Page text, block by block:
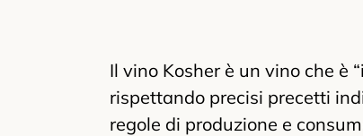
Il vino Kosher è un vino che è
rispettando precisi precetti
regole di produzione e